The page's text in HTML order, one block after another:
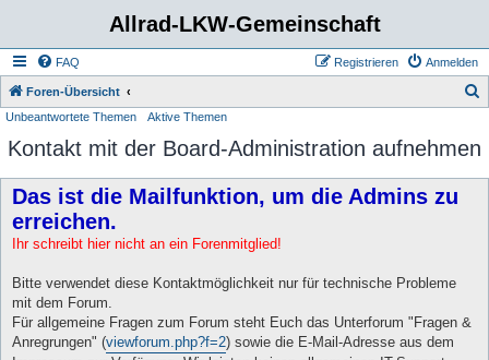
Allrad-LKW-Gemeinschaft
FAQ Anmelden
Registrieren
Foren-Übersicht
Unbeantwortete Themen Aktive Themen
Kontakt mit der Board-Administration aufnehmen
Das ist die Mailfunktion, um die Admins zu
erreichen.
Ihr schreibt hier nicht an ein Forenmitglied!
Bitte verwendet diese Kontaktmöglichkeit nur für technische Probleme
mit dem Forum.
Für allgemeine Fragen zum Forum steht Euch das Unterforum "Fragen &
Anregrungen" (viewforum.php?f=2) sowie die E-Mail-Adresse aus dem